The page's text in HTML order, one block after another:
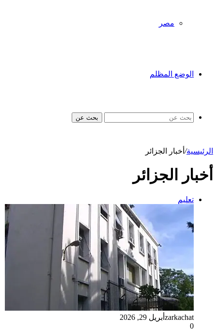
مصر
الوضع المظلم
بحث عن
الرئيسية/ أخبار الجزائر
أخبار الجزائر
تعليم
zarkachat أبريل 29, 2026
0